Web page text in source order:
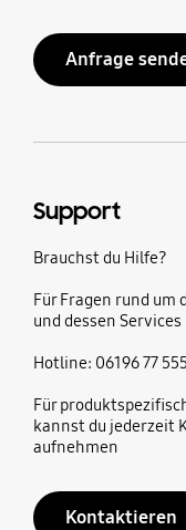
Anfrage
Support
Brauchst du Hilfe?
Für Fragen rund um
und dessen Services
Hotline: 06196 77
Für
kannst du jederzeit
aufnehmen
Kontaktieren